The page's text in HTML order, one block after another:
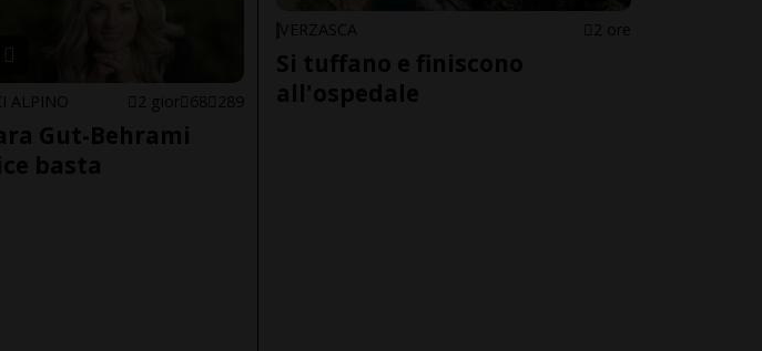
ALPINO 2 gior 68 289
Gut-Behrami
basta
VERZASCA 2 ore
Si tuffano e finiscono
all'ospedale